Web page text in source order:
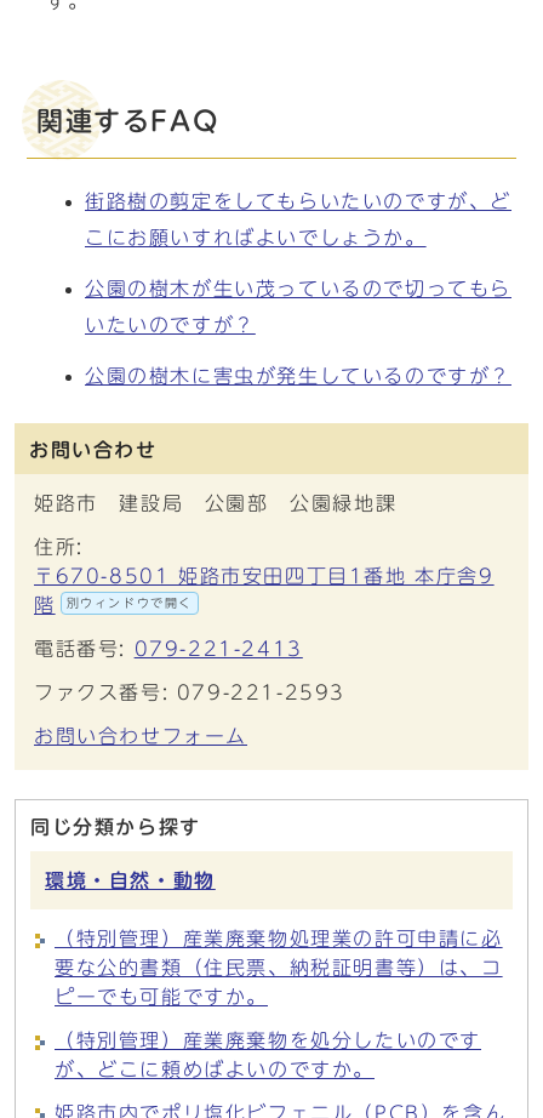
関連するFAQ
街路樹の剪定をしてもらいたいのですが、ど
こにお願いすればよいでしょうか。
公園の樹木が生い茂っているので切ってもら
いたいのですが？
公園の樹木に害虫が発生しているのですが？
お問い合わせ
姫路市 建設局 公園部 公園緑地課
住所:
〒670-8501 姫路市安田四丁目1番地 本庁舎9
階
別ウィンドウで開く
電話番号: 079-221-2413
ファクス番号: 079-221-2593
お問い合わせフォーム
同じ分類から探す
環境・自然・動物
（特別管理）産業廃棄物処理業の許可申請に必
要な公的書類（住民票、納税証明書等）は、コ
ピーでも可能ですか。
（特別管理）産業廃棄物を処分したいのです
が、どこに頼めばよいのですか。
姫路市内でポリ塩化ビフェニル（PCB）を含ん